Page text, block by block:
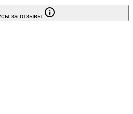
за отзывы